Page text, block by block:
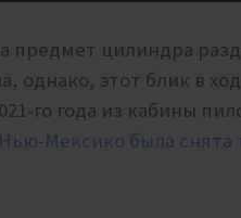
предмет цилиндра
однако, этот блик в
го года из кабины
Мексико была снята